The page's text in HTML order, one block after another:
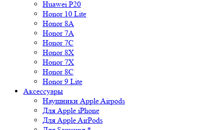
Huawei P20
Honor 10 Lite
Honor 8A
Honor 7A
Honor 7C
Honor 8X
Honor 7X
Honor 8C
Honor 9 Lite
Аксессуары
Наушники Apple Airpods
Для Apple iPhone
Для Apple AirPods